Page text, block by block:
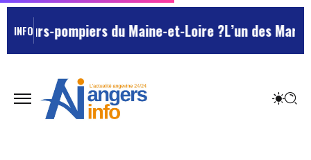
INFO du Maine-et-Loire ?L’un des Marseillais